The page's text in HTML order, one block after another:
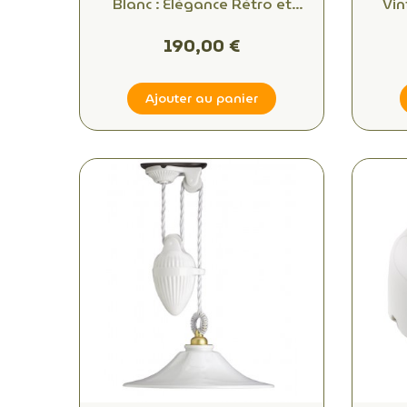
Évoquant les Années 30
190,00 €
Ajouter au panier